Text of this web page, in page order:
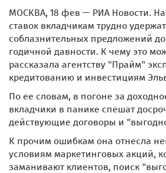
МОСКВА, 18 фев — РИА Новости.
ставок вкладчикам трудно
соблазнительных предложений
годичной давности. К чему это
рассказала агентству "Прайм"
кредитованию и инвестициям
По ее словам, в погоне за
вкладчики в панике спешат
действующие договоры и
К прочим ошибкам она отнесла
условиям маркетинговых акций,
заманивают клиентов, поиск